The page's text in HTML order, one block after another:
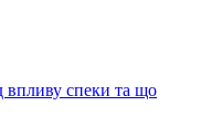
впливу спеки та що